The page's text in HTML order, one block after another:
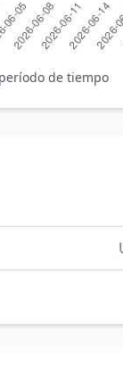
de tiempo